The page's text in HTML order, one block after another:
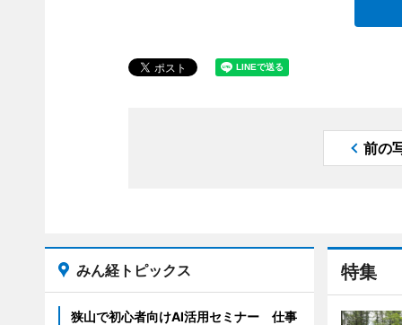
前の
特集
みん経トピックス
狭山で初心者向けAI活用セミナー 仕事